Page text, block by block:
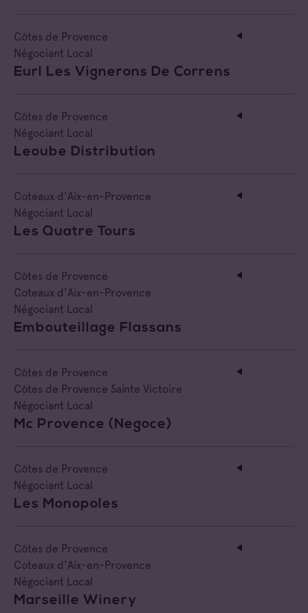
Côtes de Provence Sainte Victoire
Négociant Local
Côtes de Provence
Négociant Local
Eurl Les Vignerons De Correns
Côtes de Provence
Négociant Local
Leoube Distribution
Coteaux d'Aix-en-Provence
Négociant Local
Les Quatre Tours
Côtes de Provence
Coteaux d'Aix-en-Provence
Négociant Local
Embouteillage Flassans
Côtes de Provence
Côtes de Provence Sainte Victoire
Négociant Local
Mc Provence (negoce)
Côtes de Provence
Négociant Local
Les Monopoles
Côtes de Provence
Coteaux d'Aix-en-Provence
Négociant Local
Marseille Winery